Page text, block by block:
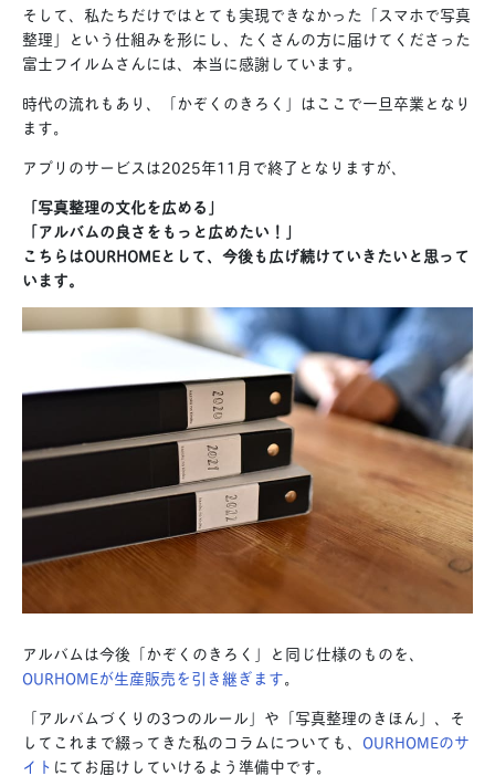
そして、私たちだけではとても実現できなかった「スマホで写真
整理」という仕組みを形にし、たくさんの方に届けてくださった
富士フイルムさんには、本当に感謝しています。
時代の流れもあり、「かぞくのきろく」はここで一旦卒業となり
ます。
アプリのサービスは2025年11月で終了となりますが、
「写真整理の文化を広める」
「アルバムの良さをもっと広めたい！」
こちらはOURHOMEとして、今後も広げ続けていきたいと思って
います。
アルバムは今後「かぞくのきろく」と同じ仕様のものを、
OURHOMEが生産販売を引き継ぎます。
「アルバムづくりの3つのルール」や「写真整理のきほん」、そ
してこれまで綴ってきた私のコラムについても、 OURHOMEのサ
イト にてお届けしていけるよう準備中です。